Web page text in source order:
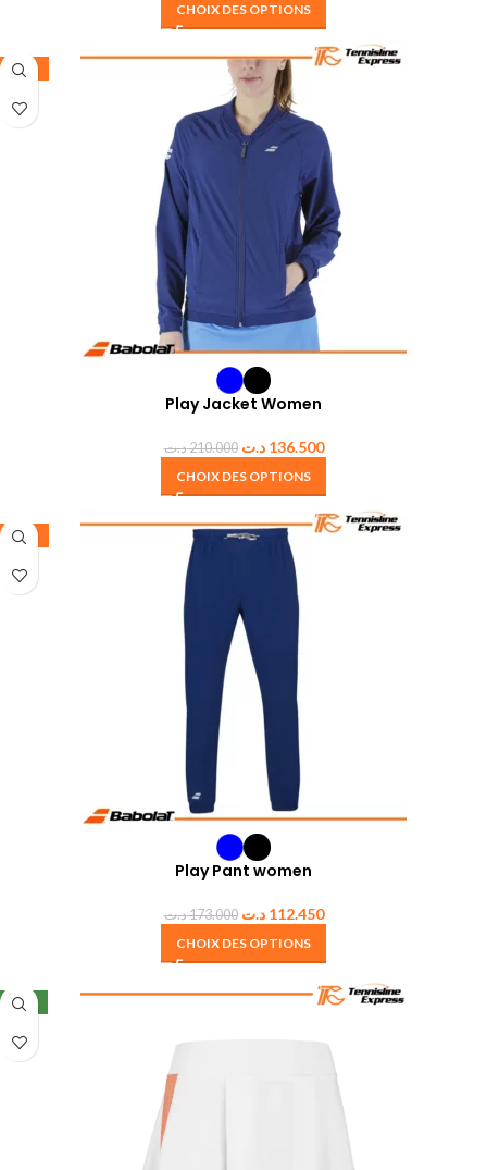
CHOIX DES OPTIONS
-35%
Play Jacket Women
210.000د.ت 136.500 د.ت
CHOIX DES OPTIONS
-35%
Play Pant women
173.000د.ت 112.450 د.ت
CHOIX DES OPTIONS
NEW